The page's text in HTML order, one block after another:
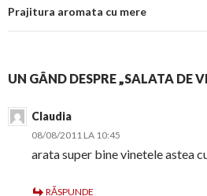
Prajitura aromata cu mere
UN GÂND DESPRE „SALATA DE
Claudia
08/08/2011 LA 10:45
arata super bine vinetele astea
RĂSPUNDE